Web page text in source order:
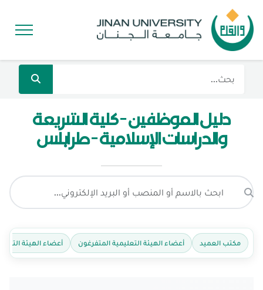
دليل الموظفين - كلية الشريعة
والدراسات الإسلامية - طرابلس
مكتب العميد أعضاء الهيئة التعليمية المتفرغون أعضاء الهيئة